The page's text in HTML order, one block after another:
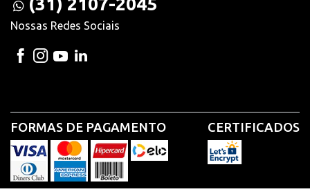
(31) 2107-2045
Nossas Redes Sociais
FORMAS DE PAGAMENTO CERTIFICADOS